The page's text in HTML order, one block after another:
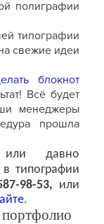
полиграфии
типографии
свежие идеи
блокнот
Всё будет
менеджеры
прошла
или давно
типографии
98-53, или
.